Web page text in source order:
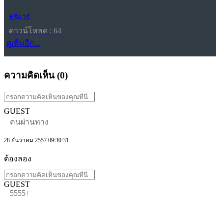
ฟรีแวร์
ดาวน์โหลด : 64
ดูเพิ่มอีก...
ความคิดเห็น (0)
GUEST
คนผ่านทาง
28 ธันวาคม 2557 09:30:31
ต้องลอง
GUEST
5555+